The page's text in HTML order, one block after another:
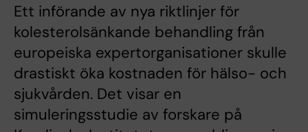
Ett införande av nya riktlinjer för
kolesterolsänkande behandling från
europeiska expertorganisationer skulle
drastiskt öka kostnaden för hälso- och
sjukvården. Det visar en
simuleringsstudie av forskare på